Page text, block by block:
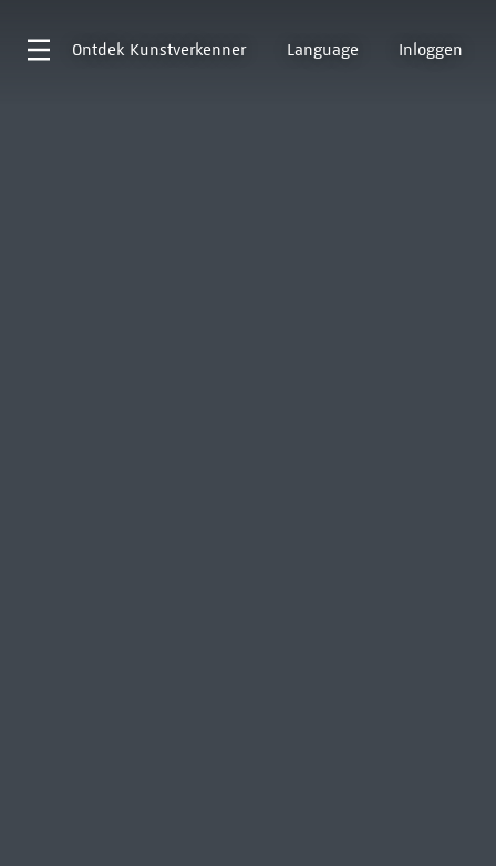
Ontdek Kunstverkenner Language Inloggen